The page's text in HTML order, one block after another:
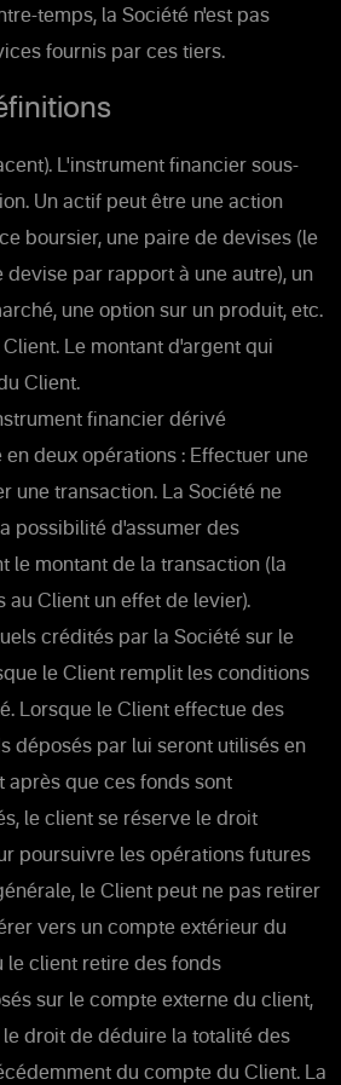
temps, la Société n'est pas
fournis par ces tiers.
L'instrument financier sous-
Un actif peut être une action
boursier, une paire de devises (le
devise par rapport à une autre), un
une option sur un produit, etc.
Le montant d'argent qui
Client.
financier dérivé
en deux opérations : Effectuer une
une transaction. La Société ne
possibilité d'assumer des
le montant de la transaction (la
au Client un effet de levier).
crédités par la Société sur le
le Client remplit les conditions
Lorsque le Client effectue des
déposés par lui seront utilisés en
après que ces fonds sont
le client se réserve le droit
poursuivre les opérations futures
le Client peut ne pas retirer
vers un compte extérieur du
le client retire des fonds
sur le compte externe du client,
droit de déduire la totalité des
du compte du Client. La